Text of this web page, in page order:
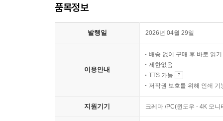
품목정보
발행일 2026년 04월 29일
이용안내
배송 없이 구매 후 바로 읽기
제한없음
TTS 가능
저작권 보호를 위해 인쇄 기
지원기기 크레마 /PC(윈도우 - 4K 모